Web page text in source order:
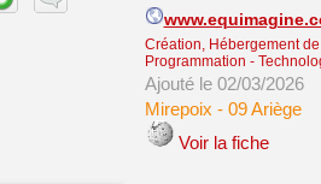
Création, Hébergement
Programmation -
Ajouté le 02/03/2026
Mirepoix - 09 Ariège
Voir la fiche